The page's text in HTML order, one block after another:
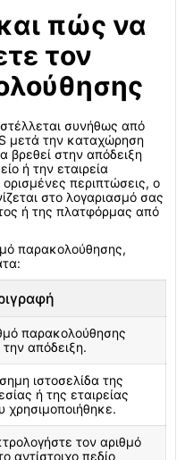
πώς να
τον
συνήθως από
μετά την καταχώρηση
βρεθεί στην απόδειξη
ή την εταιρεία
περιπτώσεις, ο
στο λογαριασμό σας
ή της πλατφόρμας από
παρακολούθησης,
παρακολούθησης
απόδειξη.
ιστοσελίδα της
ή της εταιρείας
τον αριθμό
αντίστοιχο πεδίο